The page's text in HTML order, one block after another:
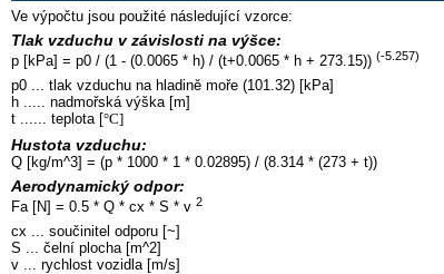
Ve výpočtu jsou použité následující vzorce:
Tlak vzduchu v závislosti na výšce:
p [kPa] = p0 / (1 - (0.0065 * h) / (t+0.0065 * h + 273.15)) (-5.257)
p0 ... tlak vzduchu na hladině moře (101.32) [kPa]
h ..... nadmořská výška [m]
t ...... teplota [°C]
Hustota vzduchu:
Q [kg/m^3] = (p * 1000 * 1 * 0.02895) / (8.314 * (273 + t))
Aerodynamický odpor:
Fa [N] = 0.5 * Q * cx * S * v 2
cx ... součinitel odporu [~]
S ... čelní plocha [m^2]
v ... rychlost vozidla [m/s]